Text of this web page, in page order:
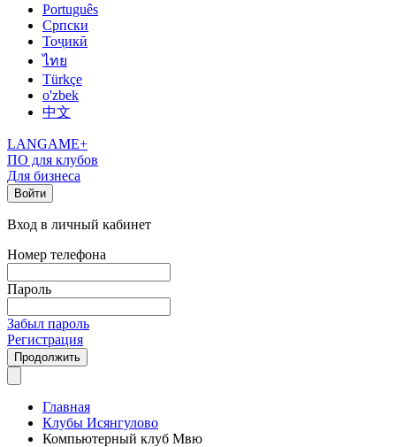
Português
Српски
Тоҷикӣ
ไทย
Türkçe
o'zbek
中文
LANGAME+
ПО для клубов
Для бизнеса
Войти
Вход в личный кабинет
Номер телефона
Пароль
Забыл пароль
Регистрация
Продолжить
Главная
Клубы Исянгулово
Компьютерный клуб Мвю